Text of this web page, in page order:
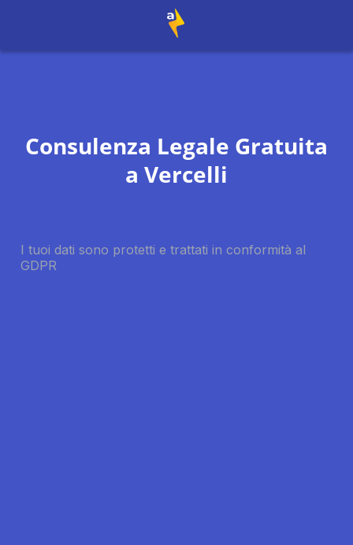
Consulenza Legale Gratuita
a Vercelli